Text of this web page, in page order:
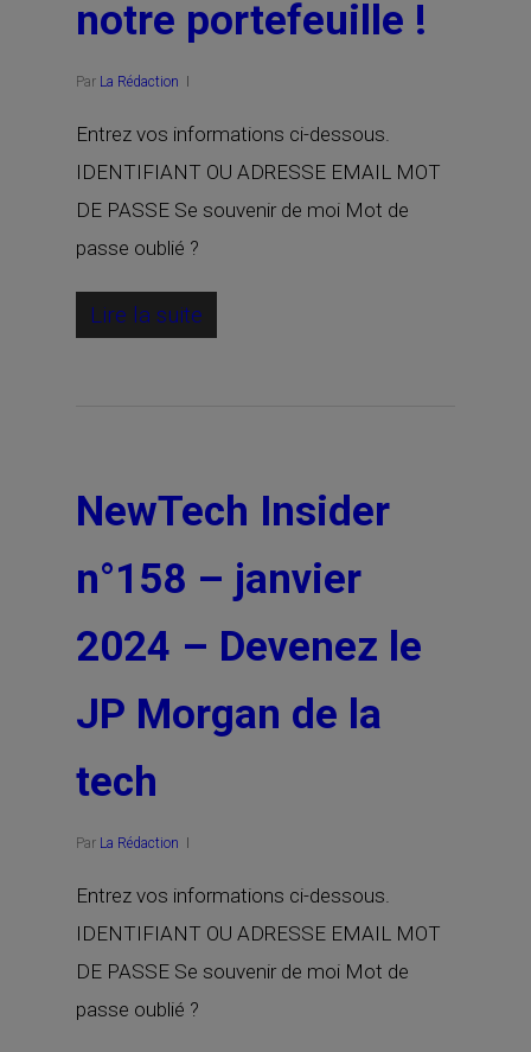
notre portefeuille !
Par La Rédaction
Entrez vos informations ci-dessous.
IDENTIFIANT OU ADRESSE EMAIL MOT
DE PASSE Se souvenir de moi Mot de
passe oublié ?
Lire la suite
NewTech Insider
n°158 – janvier
2024 – Devenez le
JP Morgan de la
tech
Par La Rédaction
Entrez vos informations ci-dessous.
IDENTIFIANT OU ADRESSE EMAIL MOT
DE PASSE Se souvenir de moi Mot de
passe oublié ?